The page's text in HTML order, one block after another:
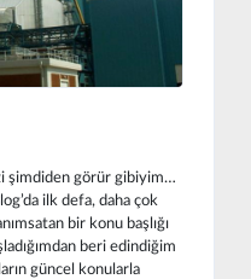
şimdiden görür gibiyim…
ilk defa, daha çok
bir konu başlığı
beri edindiğim
güncel konularla